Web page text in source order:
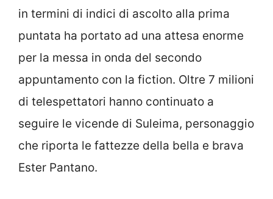
in termini di indici di ascolto alla prima
puntata ha portato ad una attesa enorme
per la messa in onda del secondo
appuntamento con la fiction. Oltre 7 milioni
di telespettatori hanno continuato a
seguire le vicende di Suleima, personaggio
che riporta le fattezze della bella e brava
Ester Pantano.